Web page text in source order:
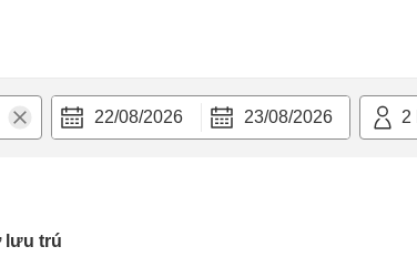
22/08/2026 23/08/2026 2
lưu trú